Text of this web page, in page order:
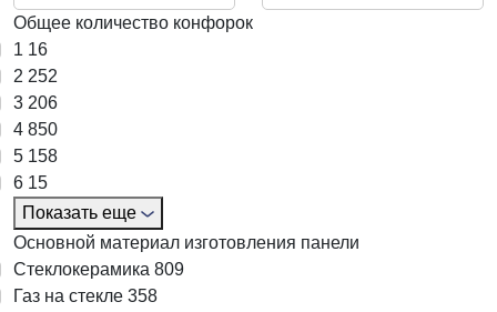
Общее количество конфорок
1 16
2 252
3 206
4 850
5 158
6 15
Показать еще
Основной материал изготовления панели
Cтеклокерамика 809
Газ на стекле 358